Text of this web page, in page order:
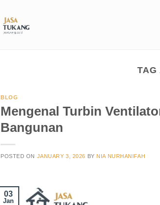
TAG
BLOG
Mengenal Turbin
Bangunan
POSTED ON JANUARY 3, 2026 BY NIA NURHANIFAH
03
Jan